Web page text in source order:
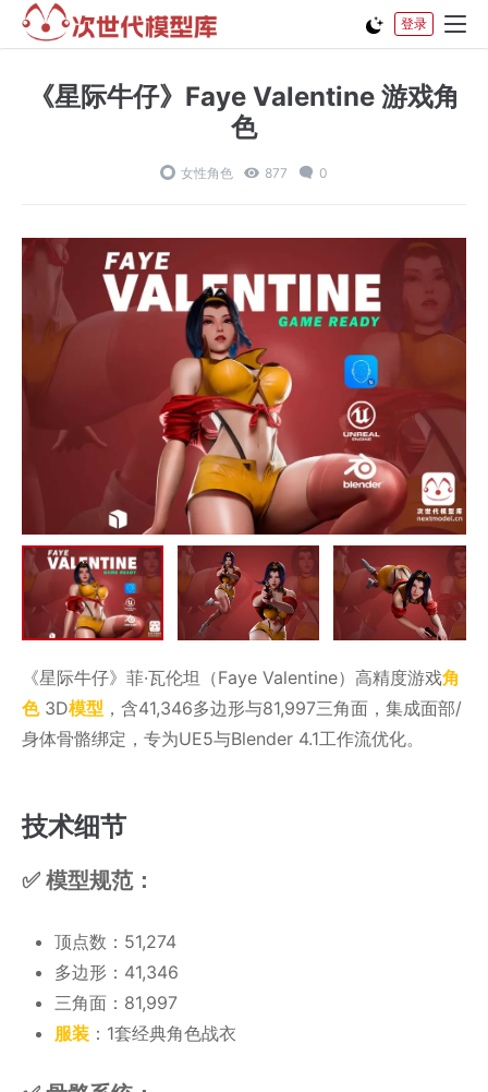
登录
《星际牛仔》Faye Valentine 游戏角
色
女性角色 877 0
《星际牛仔》菲·瓦伦坦（Faye Valentine）高精度游戏角
色3D模型 ​​，含41,346多边形与81,997三角面，集成面部/
身体骨骼绑定，专为UE5与Blender 4.1工作流优化。
​技术细节
✅ ​​模型规范​​：
顶点数：51,274
多边形：41,346
三角面：81,997
服装 ：1套经典角色战衣